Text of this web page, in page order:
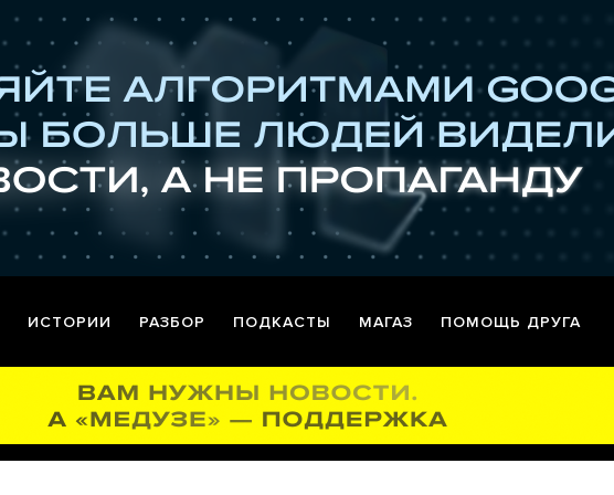
ИСТОРИИ РАЗБОР ПОДКАСТЫ МАГАЗ ПОМОЩЬ ДРУГА